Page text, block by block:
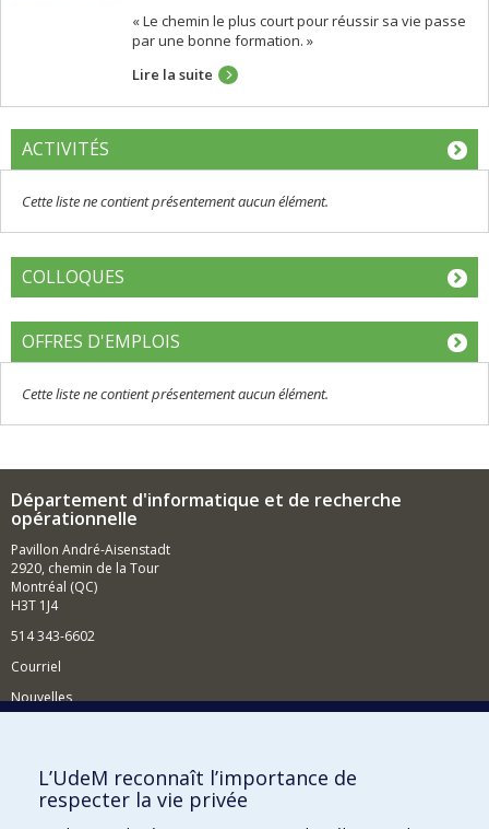
« Le chemin le plus court pour réussir sa vie passe
par une bonne formation. »
Lire la suite
ACTIVITÉS
Cette liste ne contient présentement aucun élément.
COLLOQUES
OFFRES D'EMPLOIS
Cette liste ne contient présentement aucun élément.
Département d'informatique et de recherche
opérationnelle
Pavillon André-Aisenstadt
2920, chemin de la Tour
Montréal (QC)
H3T 1J4
514 343-6602
Courriel
Nouvelles
Comment soutenir le Département?
BESOIN D'AIDE?
L’UdeM reconnaît l’importance de
respecter la vie privée